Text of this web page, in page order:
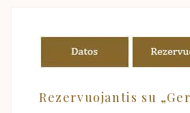
Rezervuojantis su